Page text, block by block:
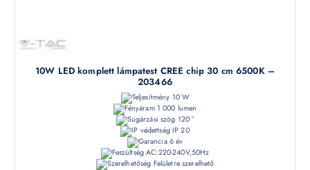
10W LED komplett lámpatest CREE chip 30 cm 6500K –
203466
10 W
1 000 lumen
120 °
IP 20
6 év
AC:220-240V,50Hz
Felületre szerelhető